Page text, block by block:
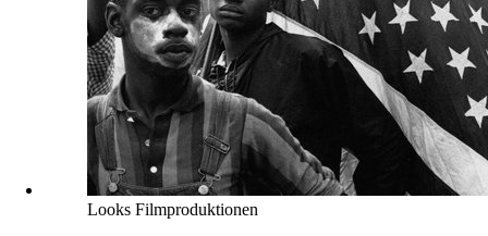
Looks Filmproduktionen